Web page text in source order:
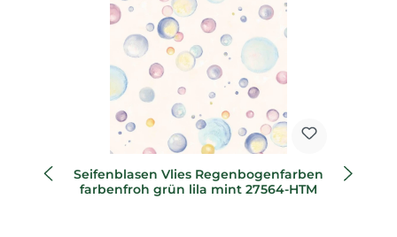
Seifenblasen Vlies Regenbogenfarben
farbenfroh grün lila mint 27564-HTM